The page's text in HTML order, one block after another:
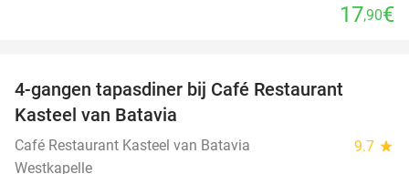
17,90€
4-gangen tapasdiner bij Café Restaurant
Kasteel van Batavia
Café Restaurant Kasteel van Batavia 9.7 star
Westkapelle